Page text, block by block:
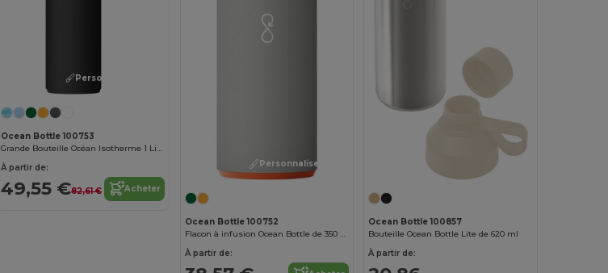
Personnalisez-le !
Ocean Bottle 100753
Grande Bouteille Océan Isotherme 1 Litre Écologique
À partir de:
49,55 €82,61 € Acheter
Personnalisez-le !
Ocean Bottle 100752
Flacon à infusion Ocean Bottle de 350 ml
À partir de:
Ocean Bottle 100857
Bouteille Ocean Bottle Lite de 620 ml
À partir de: